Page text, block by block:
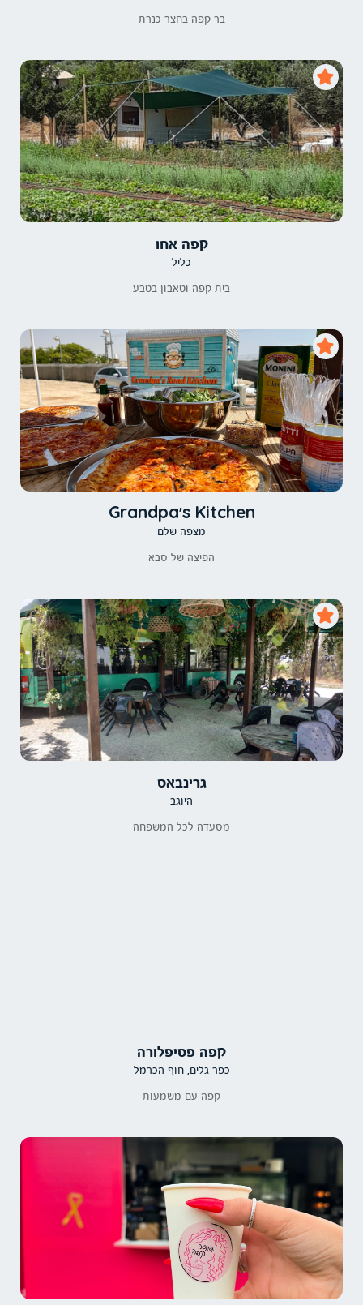
בר קפה בחצר כנרת
קפה אחו
כליל
בית קפה וטאבון בטבע
Grandpa's Kitchen
מצפה שלם
הפיצה של סבא
גרינבאס
היוגב
מסעדה לכל המשפחה
קפה פסיפלורה
כפר גלים, חוף הכרמל
קפה עם משמעות